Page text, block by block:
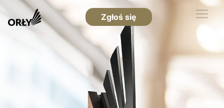
Zgłoś się